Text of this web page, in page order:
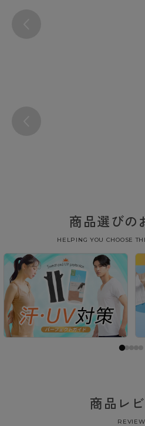
商品選びの
HELPING YOU CHOOSE
商品レ
REVIEW